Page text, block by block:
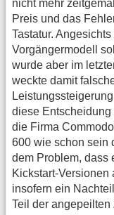
nicht mehr
Preis und das
Tastatur.
Vorgängermodell
wurde aber im
weckte damit
diese
die Firma
600 wie schon sein
dem Problem, dass
Kickstart-Versionen
insofern ein
Teil der